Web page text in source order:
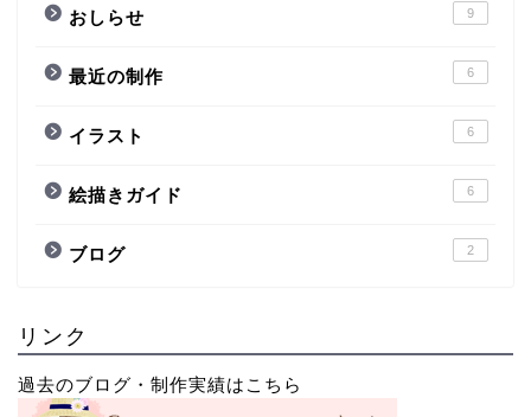
おしらせ 9
最近の制作 6
イラスト 6
絵描きガイド 6
ブログ 2
リンク
過去のブログ・制作実績はこちら